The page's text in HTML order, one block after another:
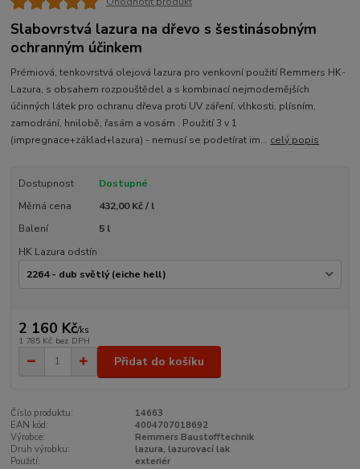
Slabovrstvá lazura na dřevo s šestinásobným
ochranným účinkem
Prémiová, tenkovrstvá olejová lazura pro venkovní použití Remmers HK-
Lazura, s obsahem rozpouštědel a s kombinací nejmodernějších
účinných látek pro ochranu dřeva proti UV záření, vlhkosti, plísním,
zamodrání, hnilobě, řasám a vosám . Použití 3 v 1
(impregnace+základ+lazura) - nemusí se podetírat im... celý popis
Dostupnost
Dostupné
Měrná cena
432,00 Kč / l
Balení
5 l
HK Lazura odstín
2 160 Kč/ks
1 785 Kč bez DPH
Přidat do košíku
Číslo produktu:
14663
EAN kód:
4004707018692
Výrobce:
Remmers Baustofftechnik
Druh výrobku:
lazura, lazurovací lak
Použití:
exteriér